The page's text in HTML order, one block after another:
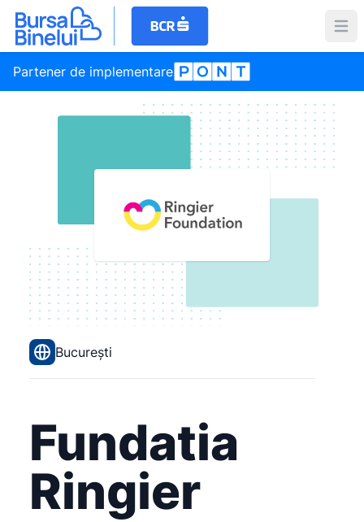
Partener de implementare
București
Fundatia
Ringier